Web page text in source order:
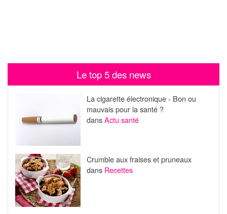
Le top 5 des news
La cigarette électronique - Bon ou
mauvais pour la santé ?
dansActu santé
Crumble aux fraises et pruneaux
dans Recettes